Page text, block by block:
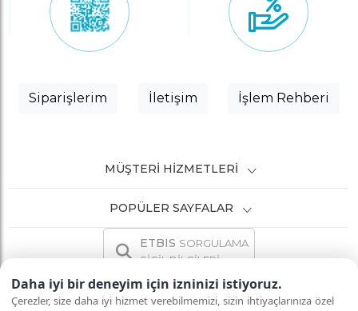
Daha iyi bir deneyim için izninizi istiyoruz.
Çerezler, size daha iyi hizmet verebilmemizi, sizin ihtiyaçlarınıza özel
Siparişlerim İletişim İşlem Rehberi
MÜŞTERI HIZMETLERI
POPÜLER SAYFALAR
ETBIS SORGULAMA
SİCİL BİLGİLERİ